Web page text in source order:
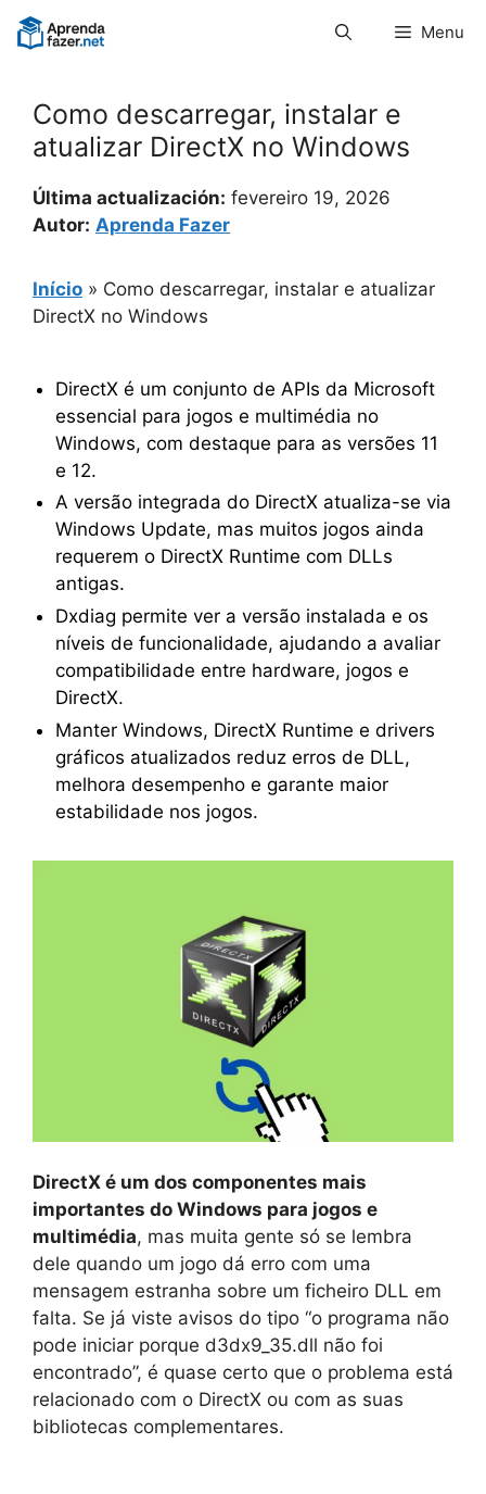
Pular
para
Menu
Como descarregar, instalar e
atualizar DirectX no Windows
Última actualización: fevereiro 19, 2026
Autor: Aprenda Fazer
Início » Como descarregar, instalar e atualizar
DirectX no Windows
DirectX é um conjunto de APIs da Microsoft
essencial para jogos e multimédia no
Windows, com destaque para as versões 11
e 12.
A versão integrada do DirectX atualiza-se via
Windows Update, mas muitos jogos ainda
requerem o DirectX Runtime com DLLs
antigas.
Dxdiag permite ver a versão instalada e os
níveis de funcionalidade, ajudando a avaliar
compatibilidade entre hardware, jogos e
DirectX.
Manter Windows, DirectX Runtime e drivers
gráficos atualizados reduz erros de DLL,
melhora desempenho e garante maior
estabilidade nos jogos.
DirectX é um dos componentes mais
importantes do Windows para jogos e
multimédia, mas muita gente só se lembra
dele quando um jogo dá erro com uma
mensagem estranha sobre um ficheiro DLL em
falta. Se já viste avisos do tipo “o programa não
pode iniciar porque d3dx9_35.dll não foi
encontrado”, é quase certo que o problema está
relacionado com o DirectX ou com as suas
bibliotecas complementares.